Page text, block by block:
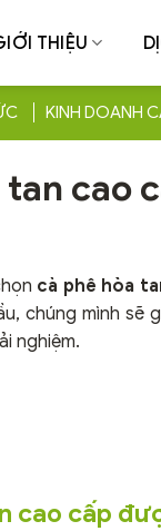
THIỆU
KINH DOANH
tan
cà phê hòa
chúng mình
nghiệm.
cao cấp